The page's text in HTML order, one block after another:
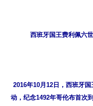
西班牙国王费利佩六
2016年10月12日，西班牙
动，纪念1492年哥伦布首次